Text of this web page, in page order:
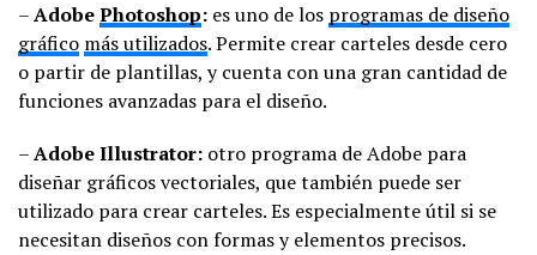
–AdobePhotoshop: es uno de los programas de diseño
gráfico más utilizados. Permite crear carteles desde cero
o partir de plantillas, y cuenta con una gran cantidad de
funciones avanzadas para el diseño.
–Adobe Illustrator: otro programa de Adobe para
diseñar gráficos vectoriales, que también puede ser
utilizado para crear carteles. Es especialmente útil si se
necesitan diseños con formas y elementos precisos.